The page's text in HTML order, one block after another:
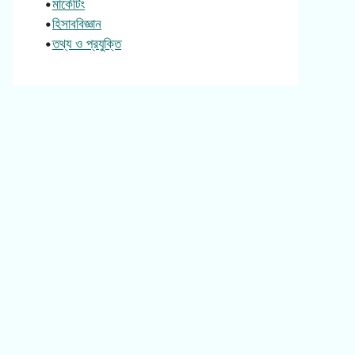
•মার্কেটিং
•হিসাববিজ্ঞান
•তথ্য ও প্রযুক্তি